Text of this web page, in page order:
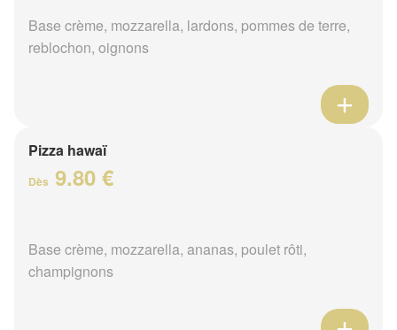
Base crème, mozzarella, lardons, pommes de terre,
reblochon, oignons
Pizza hawaï
Dès 9.80 €
Base crème, mozzarella, ananas, poulet rôti,
champignons